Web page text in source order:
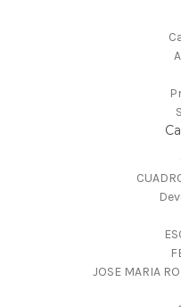
JOSE MARIA